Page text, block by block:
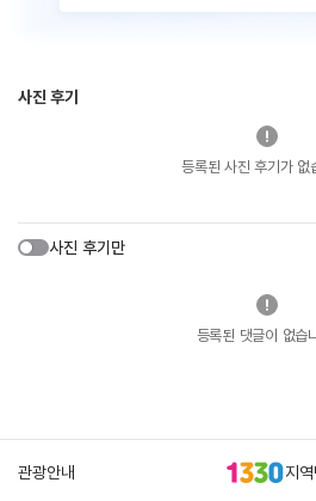
사진 후기
등록된 사진 후기가 없
사진 후기만
등록된 댓글이 없습
관광안내 지